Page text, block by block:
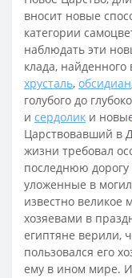
вносит новые
категории
наблюдать эти
клада, найденного
хрусталь, обсидиан
голубого до
и сердолик и
Царствовавший в
жизни требовал
последнюю дорогу
уложенные в
известно великое
хозяевами в
египтяне верили,
пользовался его
ему в ином мире.